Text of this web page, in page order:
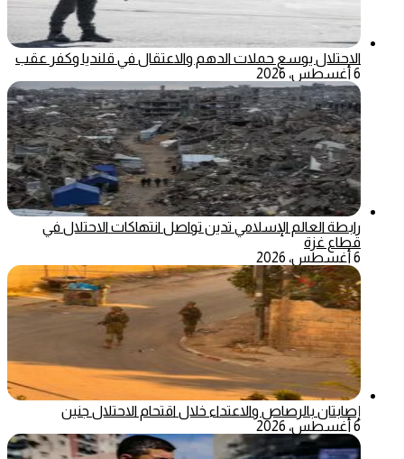
الاحتلال يوسع حملات الدهم والاعتقال في قلنديا وكفر عقب
6 أغسطس، 2026
رابطة العالم الإسلامي تدين تواصل انتهاكات الاحتلال في
قطاع غزة
6 أغسطس، 2026
إصابتان بالرصاص والاعتداء خلال اقتحام الاحتلال جنين
6 أغسطس، 2026